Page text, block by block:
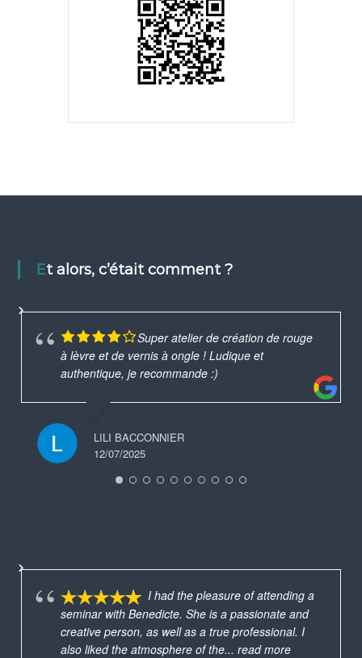
Et alors, c’était comment ?
Super atelier de création de rouge
à lèvre et de vernis à ongle ! Ludique et
authentique, je recommande :)
LILI BACCONNIER
12/07/2025
I had the pleasure of attending a
seminar with Benedicte. She is a passionate and
creative person, as well as a true professional. I
also liked the atmosphere of the... read more